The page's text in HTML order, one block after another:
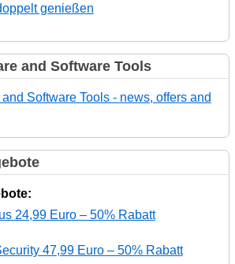
genießen
and Software Tools
Software Tools - news, offers and
24,99 Euro – 50% Rabatt
47,99 Euro – 50% Rabatt